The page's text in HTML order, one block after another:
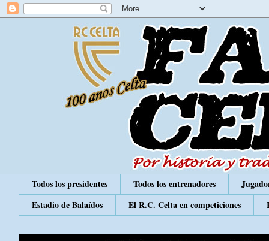
Todos los presidentes Todos los entrenadores
Estadio de Balaídos
El R.C. Celta en competiciones